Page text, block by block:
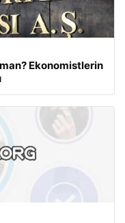
Ekonomistlerin